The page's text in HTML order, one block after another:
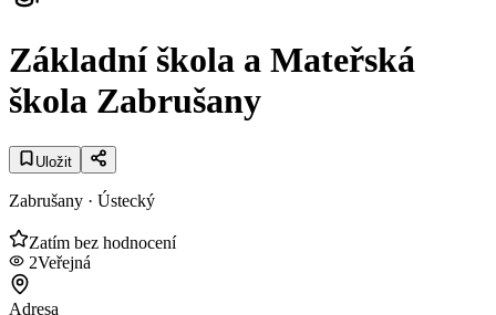
Základní škola a Mateřská
škola Zabrušany
Uložit
Zabrušany · Ústecký
Zatím bez hodnocení
2Veřejná
Adresa